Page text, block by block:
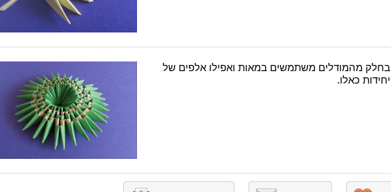
בחלק מהמודלים משתמשים במאות ואפילו אלפים של
יחידות כאלו.